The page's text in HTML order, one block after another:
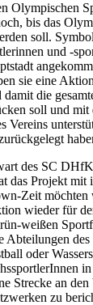
Olympischen
bis das
soll.
und -
sie eine
die
soll und mit
Vereins
des SC
das Projekt mit
Zeit
wieder für
weißen
Abteilungen
oder
Strecke an
zu